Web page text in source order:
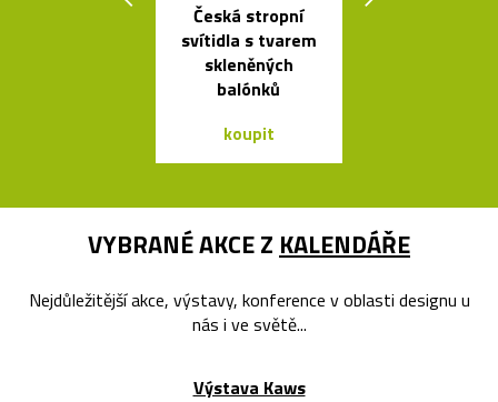
Česká stropní
svítidla s tvarem
skleněných
balónků
koupit
VYBRANÉ AKCE Z KALENDÁŘE
Nejdůležitější akce, výstavy, konference v oblasti designu u
nás i ve světě...
Výstava Kaws